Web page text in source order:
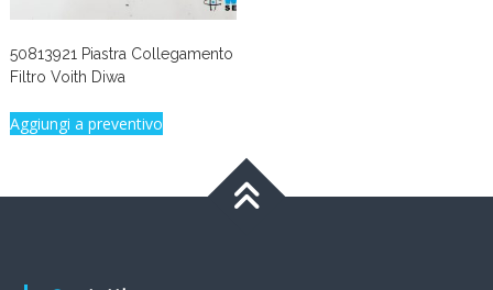
50813921 Piastra Collegamento
Filtro Voith Diwa
Aggiungi a preventivo